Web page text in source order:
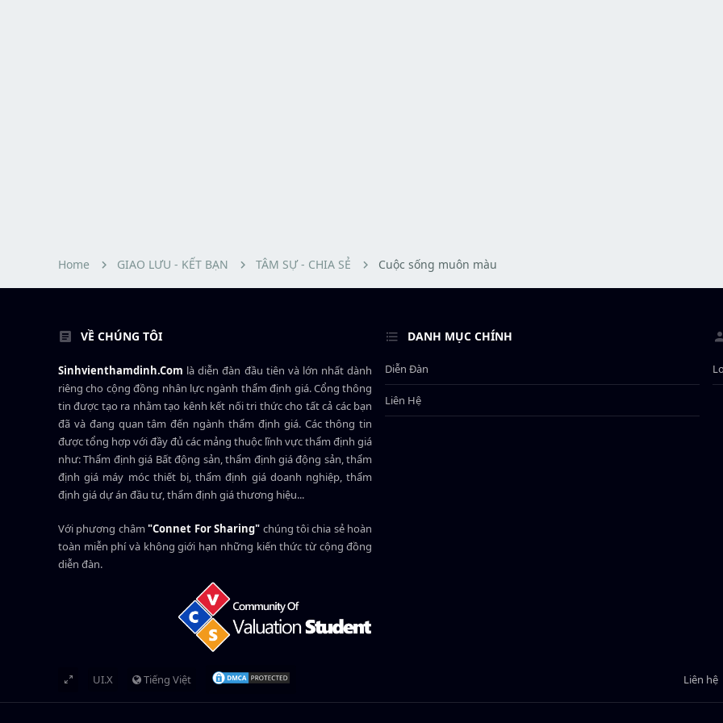
Home GIAO LƯU - KẾT BẠN TÂM SỰ - CHIA SẺ Cuộc sống muôn màu
VỀ CHÚNG TÔI
Sinhvienthamdinh.Com là diễn đàn đầu tiên và lớn nhất dành
riêng cho cộng đồng nhân lực ngành thẩm định giá. Cổng thông
tin được tạo ra nhằm tạo kênh kết nối tri thức cho tất cả các bạn
đã và đang quan tâm đến ngành thẩm định giá. Các thông tin
được tổng hợp với đầy đủ các mảng thuộc lĩnh vực thẩm định giá
như: Thẩm định giá Bất động sản, thẩm định giá động sản, thẩm
định giá máy móc thiết bị, thẩm định giá doanh nghiệp, thẩm
định giá dự án đầu tư, thẩm định giá thương hiệu...
Với phương châm"Connet For Sharing" chúng tôi chia sẻ hoàn
toàn miễn phí và không giới hạn những kiến thức từ cộng đồng
diễn đàn.
DANH MỤC CHÍNH
Diễn Đàn
Liên Hệ
UI.X Tiếng Việt Liên hệ